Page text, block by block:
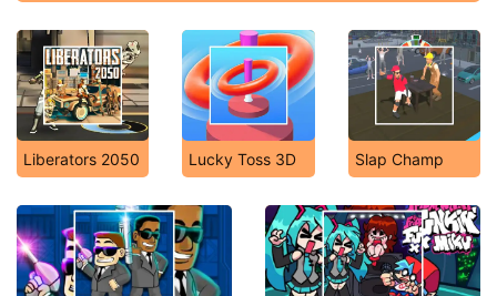
Liberators 2050 Lucky Toss 3D Slap Champ